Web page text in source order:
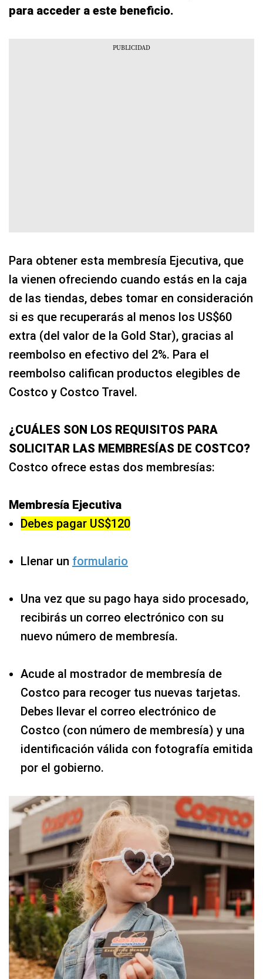
para acceder a este beneficio.
Para obtener esta membresía Ejecutiva, que
la vienen ofreciendo cuando estás en la caja
de las tiendas, debes tomar en consideración
si es que recuperarás al menos los US$60
extra (del valor de la Gold Star), gracias al
reembolso en efectivo del 2%. Para el
reembolso califican productos elegibles de
Costco y Costco Travel.
¿CUÁLES SON LOS REQUISITOS PARA
SOLICITAR LAS MEMBRESÍAS DE COSTCO?
Costco ofrece estas dos membresías:
Membresía Ejecutiva
Debes pagar US$120
Llenar un formulario
Una vez que su pago haya sido procesado,
recibirás un correo electrónico con su
nuevo número de membresía.
Acude al mostrador de membresía de
Costco para recoger tus nuevas tarjetas.
Debes llevar el correo electrónico de
Costco (con número de membresía) y una
identificación válida con fotografía emitida
por el gobierno.